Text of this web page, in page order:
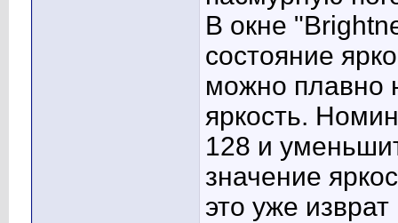
В окне
состояние
можно плавно
яркость.
128 и
значение
это уже изврат